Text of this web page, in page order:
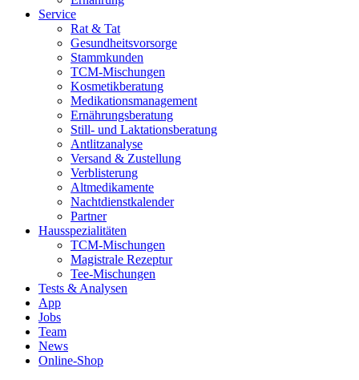
Service
Rat & Tat
Gesundheitsvorsorge
Stammkunden
TCM-Mischungen
Kosmetikberatung
Medikationsmanagement
Ernährungsberatung
Still- und Laktationsberatung
Antlitzanalyse
Versand & Zustellung
Verblisterung
Altmedikamente
Nachtdienstkalender
Partner
Hausspezialitäten
TCM-Mischungen
Magistrale Rezeptur
Tee-Mischungen
Tests & Analysen
App
Jobs
Team
News
Online-Shop